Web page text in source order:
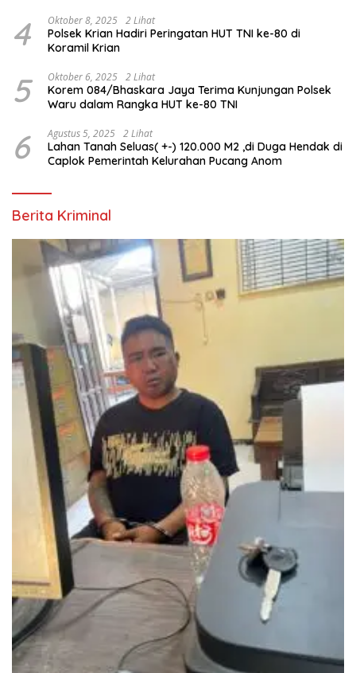
4 Oktober 8, 2025 2 Lihat
Polsek Krian Hadiri Peringatan HUT TNI ke-80 di
Koramil Krian
5 Oktober 6, 2025 2 Lihat
Korem 084/Bhaskara Jaya Terima Kunjungan Polsek
6 Agustus 5, 2025 2 Lihat
Lahan Tanah Seluas( +-) 120.000 M2 ,di Duga Hendak di
Caplok Pemerintah Kelurahan Pucang Anom
Berita Kriminal